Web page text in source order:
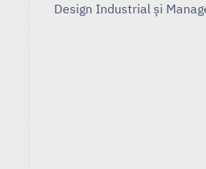
Design Industrial și